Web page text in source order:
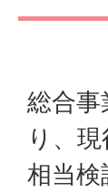
総合
り、
相当